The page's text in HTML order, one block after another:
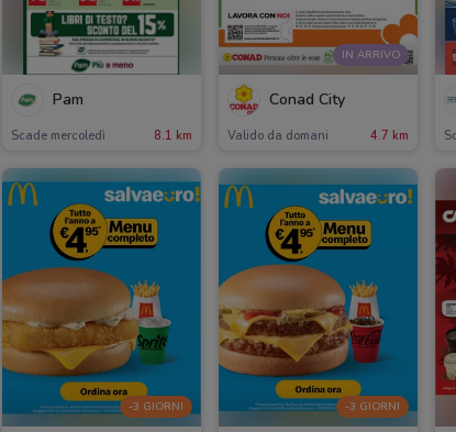
Pam
Scade mercoledì 8.1 km
IN ARRIVO
Conad City
Valido da domani 4.7 km
-3 GIORNI -3 GIORNI